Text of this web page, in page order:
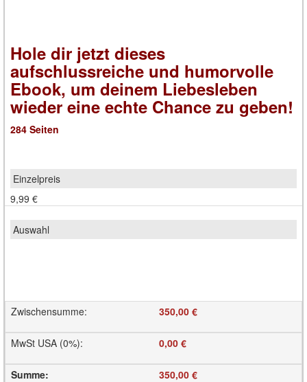
Hole dir jetzt dieses
aufschlussreiche und humorvolle
Ebook, um deinem Liebesleben
wieder eine echte Chance zu geben!
284 Seiten
9,99 €
Zwischensumme: 350,00 €
MwSt USA (0%): 0,00 €
Summe: 350,00 €